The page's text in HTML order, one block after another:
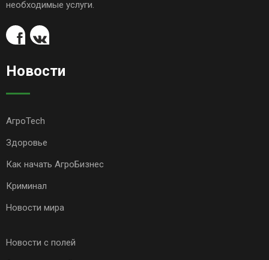
необходимые услуги.
Новости
АгроTech
Здоровье
Как начать АгроБизнес
Криминал
Новости мира
Новости с полей